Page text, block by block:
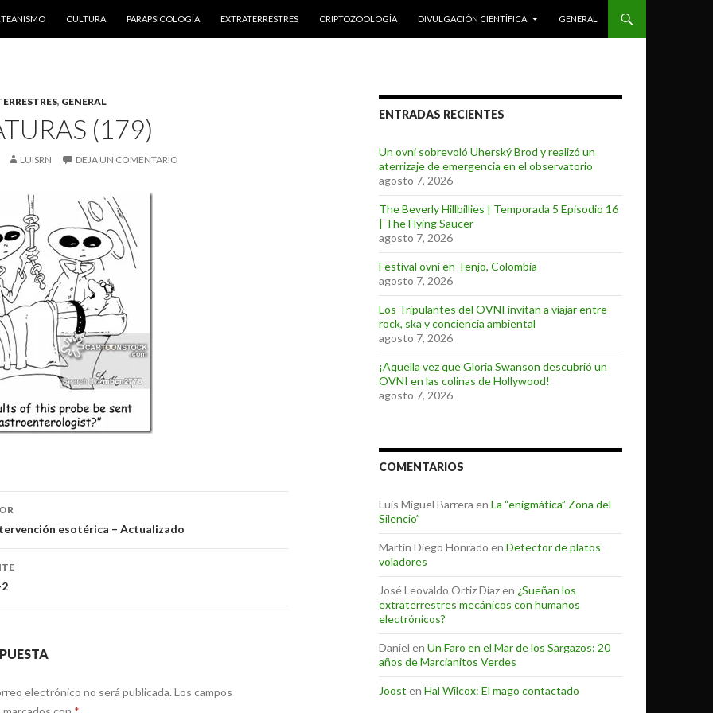
CULTURA PARAPSICOLOGÍA EXTRATERRESTRES CRIPTOZOOLOGÍA DIVULGACIÓN CIENTÍFICA GENERAL
, GENERAL
(179)
LUISRN DEJA UN COMENTARIO
esotérica – Actualizado
electrónico no será publicada. Los campos
ENTRADAS RECIENTES
Un ovni sobrevoló Uherský Brod y realizó un
aterrizaje de emergencia en el observatorio
agosto 7, 2026
The Beverly Hillbillies | Temporada 5 Episodio 16
| The Flying Saucer
agosto 7, 2026
Festival ovni en Tenjo, Colombia
agosto 7, 2026
Los Tripulantes del OVNI invitan a viajar entre
rock, ska y conciencia ambiental
agosto 7, 2026
¡Aquella vez que Gloria Swanson descubrió un
OVNI en las colinas de Hollywood!
agosto 7, 2026
COMENTARIOS
Luis Miguel Barrera en La “enigmática” Zona del
Silencio”
Martin Diego Honrado en Detector de platos
voladores
José Leovaldo Ortiz Díazen ¿Sueñan los
extraterrestres mecánicos con humanos
electrónicos?
Daniel en Un Faro en el Mar de los Sargazos: 20
años de Marcianitos Verdes
Joost en Hal Wilcox: El mago contactado